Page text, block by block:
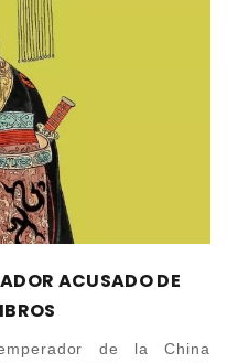
ACUSADO DE
de la China